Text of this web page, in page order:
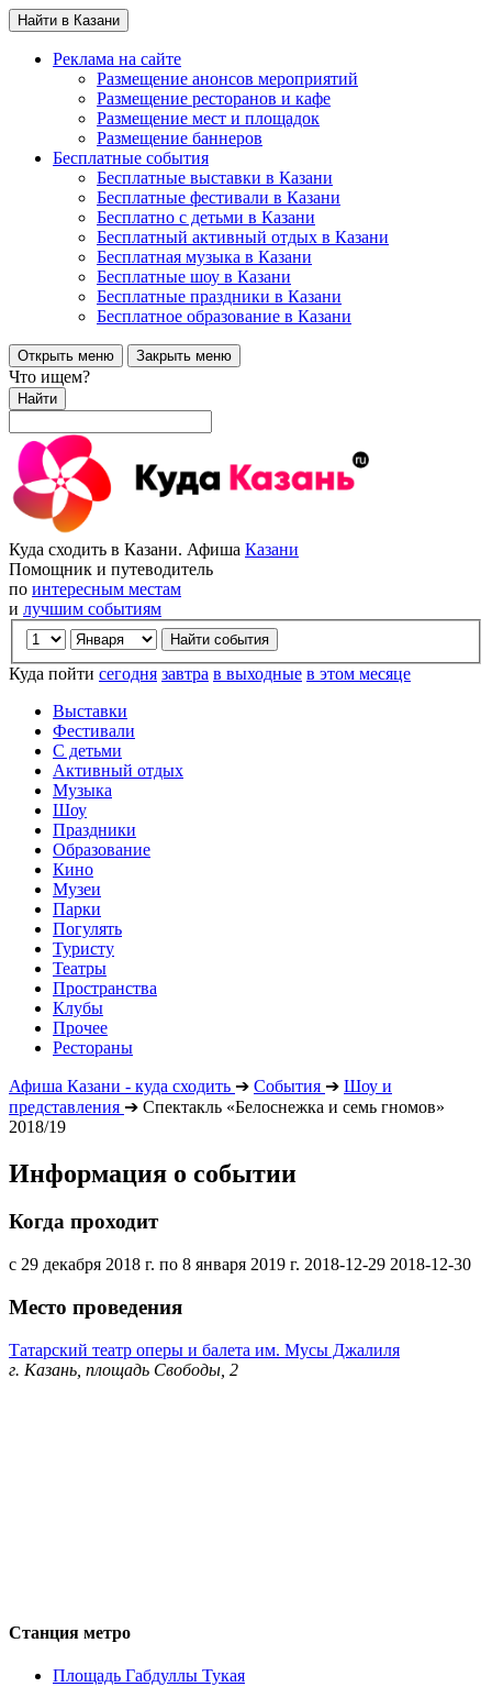
Найти в Казани
Реклама на сайте
Размещение анонсов мероприятий
Размещение ресторанов и кафе
Размещение мест и площадок
Размещение баннеров
Бесплатные события
Бесплатные выставки в Казани
Бесплатные фестивали в Казани
Бесплатно с детьми в Казани
Бесплатный активный отдых в Казани
Бесплатная музыка в Казани
Бесплатные шоу в Казани
Бесплатные праздники в Казани
Бесплатное образование в Казани
Открыть меню Закрыть меню
Что ищем?
Найти
Куда сходить в Казани. Афиша Казани
Помощник и путеводитель
по интересным местам
и лучшим событиям
Куда пойти сегодня завтра в выходные в этом месяце
Выставки
Фестивали
С детьми
Активный отдых
Музыка
Шоу
Праздники
Образование
Кино
Музеи
Парки
Погулять
Туристу
Театры
Пространства
Клубы
Прочее
Рестораны
Афиша Казани - куда сходить ➔ События ➔ Шоу и
представления ➔ Спектакль «Белоснежка и семь гномов»
2018/19
Информация о событии
Когда проходит
с 29 декабря 2018 г. по 8 января 2019 г. 2018-12-29 2018-12-30
Место проведения
Татарский театр оперы и балета им. Мусы Джалиля
г. Казань, площадь Свободы, 2
Станция метро
Площадь Габдуллы Тукая